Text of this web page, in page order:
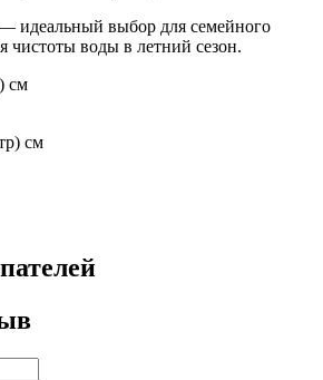
идеальный выбор для семейного
чистоты воды в летний сезон.
см
см